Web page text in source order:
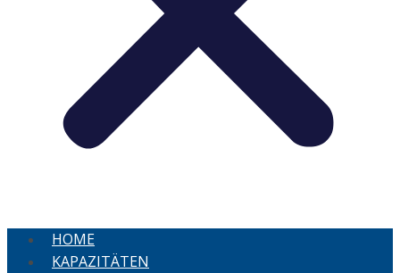
HOME
KAPAZITÄTEN